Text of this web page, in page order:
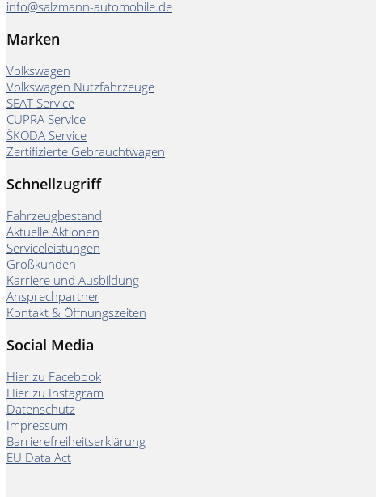
info@salzmann-automobile.de
Marken
Volkswagen
Volkswagen Nutzfahrzeuge
SEAT Service
CUPRA Service
ŠKODA Service
Zertifizierte Gebrauchtwagen
Schnellzugriff
Fahrzeugbestand
Aktuelle Aktionen
Serviceleistungen
Großkunden
Karriere und Ausbildung
Ansprechpartner
Kontakt & Öffnungszeiten
Social Media
Hier zu Facebook
Hier zu Instagram
Datenschutz
Impressum
Barrierefreiheitserklärung
EU Data Act